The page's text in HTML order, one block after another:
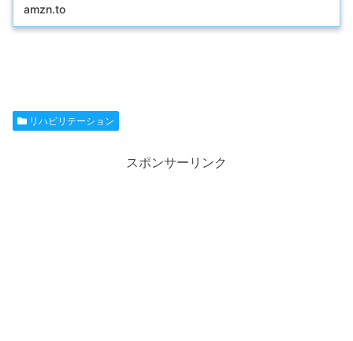
amzn.to
リハビリテーション
スポンサーリンク